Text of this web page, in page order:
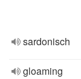
sardonisch
gloaming